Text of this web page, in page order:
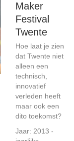
Maker
Festival
Twente
Hoe laat je zien
dat Twente niet
alleen een
technisch,
innovatief
verleden heeft
maar ook een
dito toekomst?
Jaar: 2013 -